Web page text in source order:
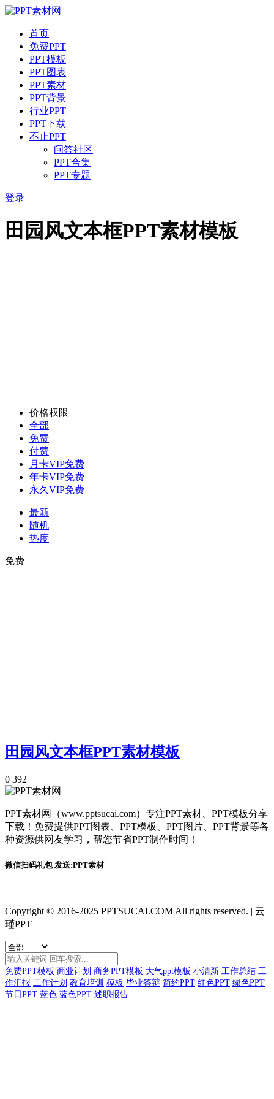
首页
免费PPT
PPT模板
PPT图表
PPT素材
PPT背景
行业PPT
PPT下载
不止PPT
问答社区
PPT合集
PPT专题
登录
田园风文本框PPT素材模板
价格权限
全部
免费
付费
月卡VIP免费
年卡VIP免费
永久VIP免费
最新
随机
热度
免费
田园风文本框PPT素材模板
0 392
PPT素材网（www.pptsucai.com）专注PPT素材、PPT模板分享
下载！免费提供PPT图表、PPT模板、PPT图片、PPT背景等各
种资源供网友学习，帮您节省PPT制作时间！
微信扫码礼包 发送:PPT素材
Copyright © 2016-2025 PPTSUCAI.COM All rights reserved. | 云
瑾PPT |
免费PPT模板 商业计划 商务PPT模板 大气ppt模板 小清新 工作总结 工
作汇报 工作计划 教育培训 模板 毕业答辩 简约PPT 红色PPT 绿色PPT
节日PPT 蓝色 蓝色PPT 述职报告